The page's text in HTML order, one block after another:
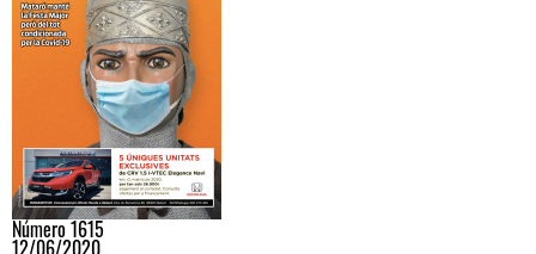
Número 1615
12/06/2020